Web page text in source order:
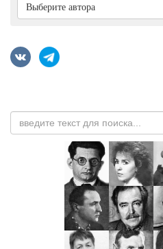
Выберите автора